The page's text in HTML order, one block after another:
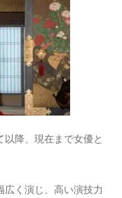
降、現在まで女優と
広く演じ、高い演技力